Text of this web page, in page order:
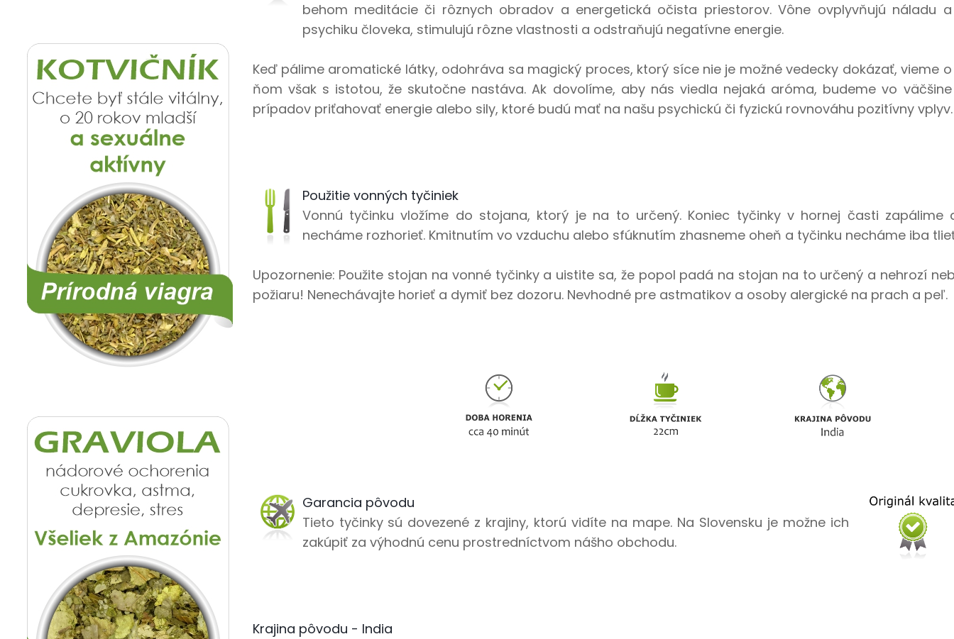
behom meditácie či rôznych obradov a energetická očista priestorov. Vône ovplyvňujú náladu a
psychiku človeka, stimulujú rôzne vlastnosti a odstraňujú negatívne energie.
Keď pálime aromatické látky, odohráva sa magický proces, ktorý síce nie je možné vedecky dokázať, vieme o
ňom však s istotou, že skutočne nastáva. Ak dovolíme, aby nás viedla nejaká aróma, budeme vo väčšine
prípadov priťahovať energie alebo sily, ktoré budú mať na našu psychickú či fyzickú rovnováhu pozitívny vplyv.
Použitie vonných tyčiniek
Vonnú tyčinku vložíme do stojana, ktorý je na to určený. Koniec tyčinky v hornej časti zapálime
necháme rozhorieť. Kmitnutím vo vzduchu alebo sfúknutím zhasneme oheň a tyčinku necháme iba
Upozornenie: Použite stojan na vonné tyčinky a uistite sa, že popol padá na stojan na to určený a nehrozí
požiaru! Nenechávajte horieť a dymiť bez dozoru. Nevhodné pre astmatikov a osoby alergické na prach a peľ.
Garancia pôvodu
Tieto tyčinky sú dovezené z krajiny, ktorú vidíte na mape. Na Slovensku je možne ich
zakúpiť za výhodnú cenu prostredníctvom nášho obchodu.
Krajina pôvodu - India